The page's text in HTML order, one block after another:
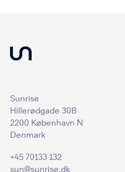
Sunrise
Hillerødgade 30B
2200 København N
Denmark
+45 70133 132
sun@sunrise.dk